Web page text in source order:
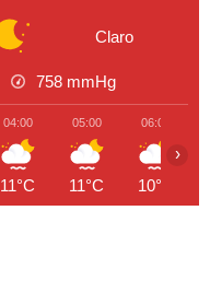
Claro
758 mmHg
04:00
11°C
05:00
11°C
06:00
10°C
›